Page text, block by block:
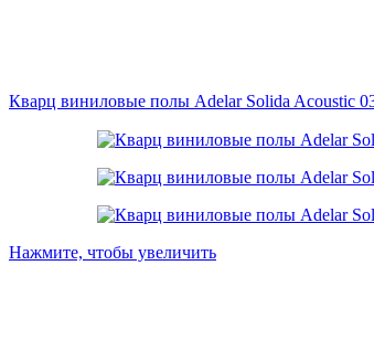
Кварц виниловые полы Adelar Solida Acoustic
Нажмите, чтобы увеличить